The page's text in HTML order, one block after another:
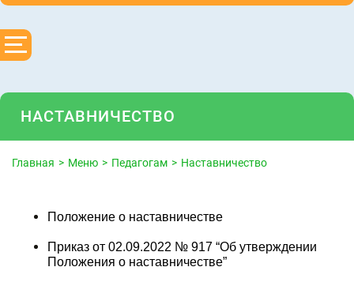
НАСТАВНИЧЕСТВО
Главная Меню Педагогам Наставничество
Положение о наставничестве
Приказ от 02.09.2022 № 917 “Об утверждении
Положения о наставничестве”